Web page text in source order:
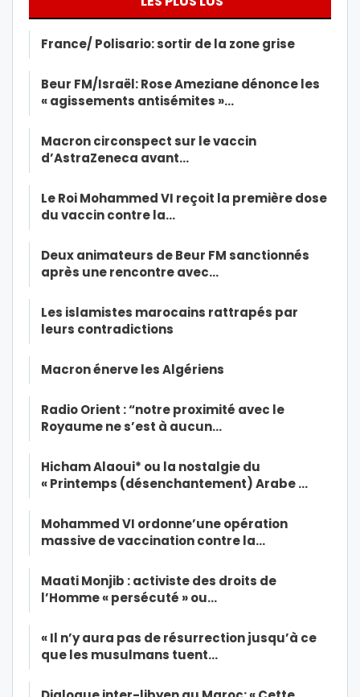
France/ Polisario: sortir de la zone grise
Beur FM/Israël: Rose Ameziane dénonce les
« agissements antisémites »…
Macron circonspect sur le vaccin
d’AstraZeneca avant…
Le Roi Mohammed VI reçoit la première dose
du vaccin contre la…
Deux animateurs de Beur FM sanctionnés
après une rencontre avec…
Les islamistes marocains rattrapés par
leurs contradictions
Macron énerve les Algériens
Radio Orient : “notre proximité avec le
Royaume ne s’est à aucun…
Hicham Alaoui* ou la nostalgie du
« Printemps (désenchantement) Arabe …
Mohammed VI ordonne’une opération
massive de vaccination contre la…
Maati Monjib : activiste des droits de
l’Homme « persécuté » ou…
« Il n’y aura pas de résurrection jusqu’à ce
que les musulmans tuent…